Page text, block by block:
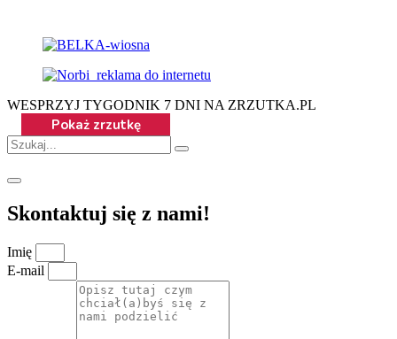
WESPRZYJ TYGODNIK 7 DNI NA ZRZUTKA.PL
Skontaktuj się z nami!
Imię
E-mail